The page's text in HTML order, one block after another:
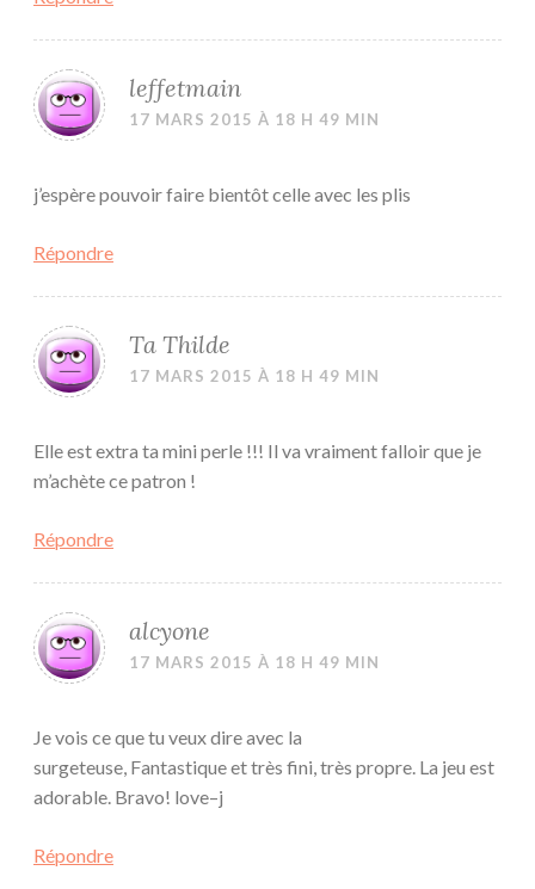
leffetmain
17 MARS 2015 À 18 H 49 MIN
j’espère pouvoir faire bientôt celle avec les plis
Répondre
Ta Thilde
17 MARS 2015 À 18 H 49 MIN
Elle est extra ta mini perle !!! Il va vraiment falloir que je
m’achète ce patron !
Répondre
alcyone
17 MARS 2015 À 18 H 49 MIN
Je vois ce que tu veux dire avec la
surgeteuse, Fantastique et très fini, très propre. La jeu est
adorable. Bravo! love–j
Répondre